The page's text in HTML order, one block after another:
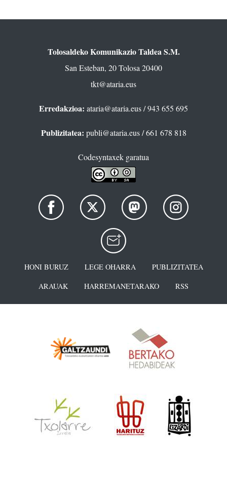
Tolosaldeko Komunikazio Taldea S.M.
San Esteban, 20 Tolosa 20400
tkt@ataria.eus
Erredakzioa: ataria@ataria.eus/ 943 655 695
Publizitatea: publi@ataria.eus/ 661 678 818
Codesyntaxek garatua
HONI BURUZ LEGE OHARRA
PUBLIZITATEA
ARAUAK
HARREMANETARAKO RSS